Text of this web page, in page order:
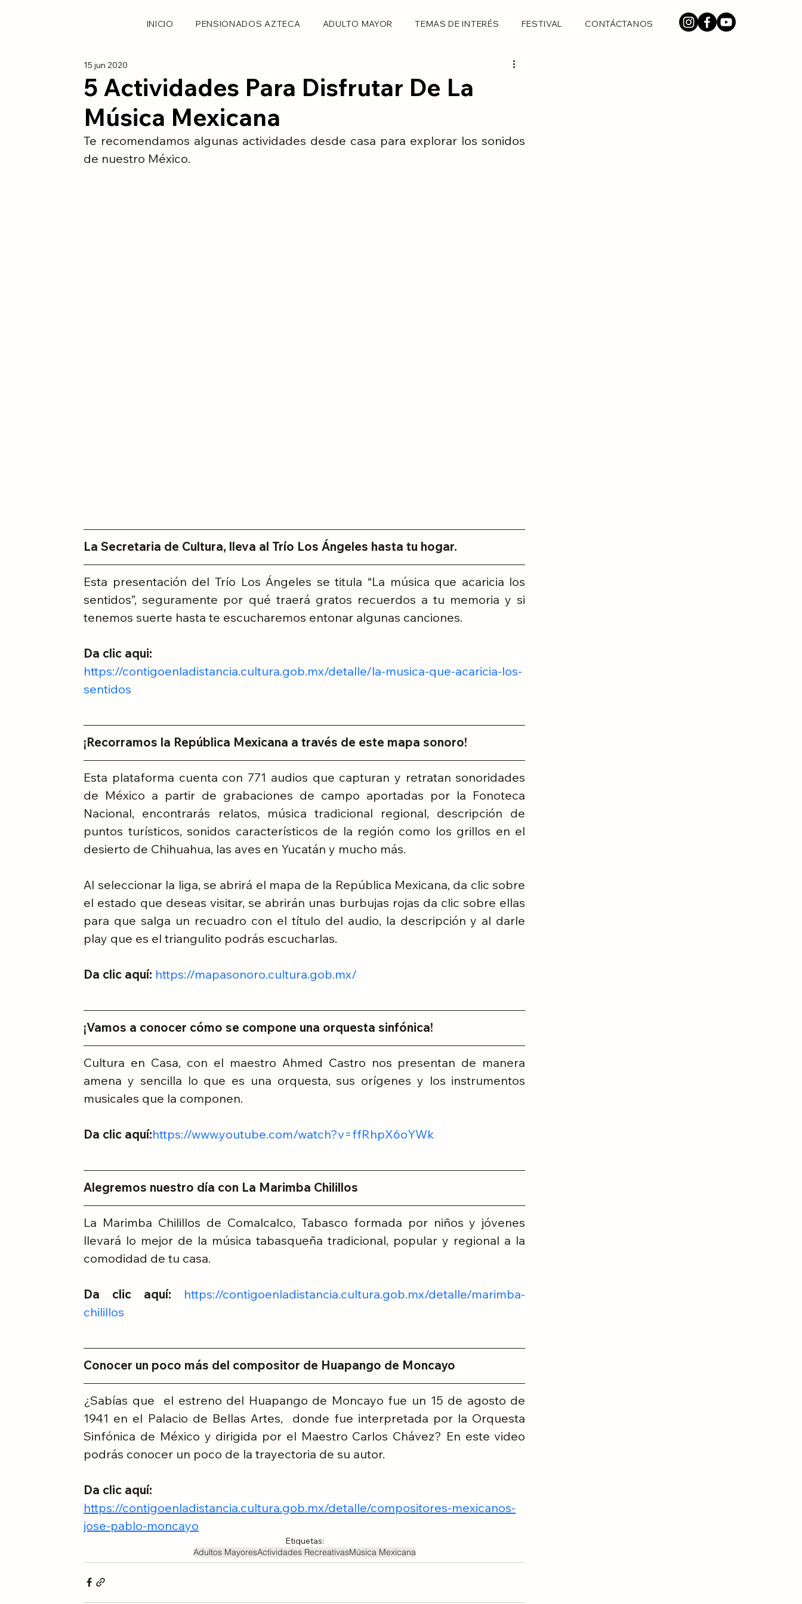
INICIO PENSIONADOS AZTECA ADULTO MAYOR TEMAS DE INTERÉS FESTIVAL CONTÁCTANOS
5 Actividades Para Disfrutar De La
Música Mexicana
15 jun 2020
Te recomendamos algunas actividades desde casa para explorar los sonidos
de nuestro México.
La Secretaria de Cultura, lleva al Trío Los Ángeles hasta tu hogar.
Esta presentación del Trío Los Ángeles se titula “La música que acaricia los
sentidos”, seguramente por qué traerá gratos recuerdos a tu memoria y si
tenemos suerte hasta te escucharemos entonar algunas canciones.
Da clic aqui:
https://contigoenladistancia.cultura.gob.mx/detalle/la-musica-que-acaricia-los-
sentidos
¡Recorramos la República Mexicana a través de este mapa sonoro!
Esta plataforma cuenta con 771 audios que capturan y retratan sonoridades
de México a partir de grabaciones de campo aportadas por la Fonoteca
Nacional, encontrarás relatos, música tradicional regional, descripción de
puntos turísticos, sonidos característicos de la región como los grillos en el
desierto de Chihuahua, las aves en Yucatán y mucho más.
Al seleccionar la liga, se abrirá el mapa de la República Mexicana, da clic sobre
el estado que deseas visitar, se abrirán unas burbujas rojas da clic sobre ellas
para que salga un recuadro con el título del audio, la descripción y al darle
play que es el triangulito podrás escucharlas.
Da clic aquí: https://mapasonoro.cultura.gob.mx/
¡Vamos a conocer cómo se compone una orquesta sinfónica!
Cultura en Casa, con el maestro Ahmed Castro nos presentan de manera
amena y sencilla lo que es una orquesta, sus orígenes y los instrumentos
musicales que la componen.
Da clic aquí:https://www.youtube.com/watch?v=ffRhpX6oYWk
Alegremos nuestro día con La Marimba Chilillos
La Marimba Chilillos de Comalcalco, Tabasco formada por niños y jóvenes
llevará lo mejor de la música tabasqueña tradicional, popular y regional a la
comodidad de tu casa.
Da clic aquí: https://contigoenladistancia.cultura.gob.mx/detalle/marimba-
chilillos
Conocer un poco más del compositor de Huapango de Moncayo
¿Sabías que  el estreno del Huapango de Moncayo fue un 15 de agosto de
1941 en el Palacio de Bellas Artes,  donde fue interpretada por la Orquesta
Sinfónica de México y dirigida por el Maestro Carlos Chávez? En este video
podrás conocer un poco de la trayectoria de su autor.
Da clic aquí:
https://contigoenladistancia.cultura.gob.mx/detalle/compositores-mexicanos-
jose-pablo-moncayo
Etiquetas:
Adultos MayoresActividades RecreativasMúsica Mexicana